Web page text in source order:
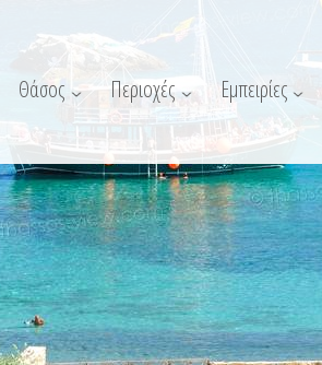
Θάσος Περιοχές Εμπειρίες